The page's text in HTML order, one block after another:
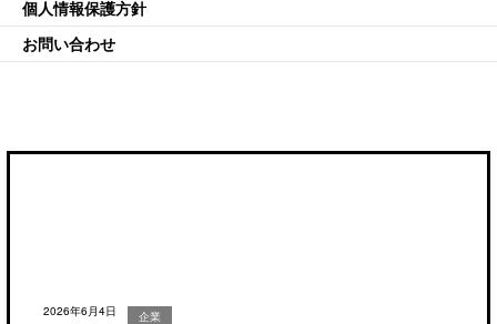
個人情報保護方針
お問い合わせ
2026年6月4日 企業